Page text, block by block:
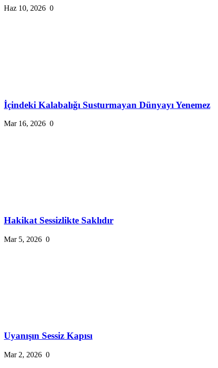
Haz 10, 2026 0
İçindeki Kalabalığı Susturmayan Dünyayı Yenemez
Mar 16, 2026 0
Hakikat Sessizlikte Saklıdır
Mar 5, 2026 0
Uyanışın Sessiz Kapısı
Mar 2, 2026 0